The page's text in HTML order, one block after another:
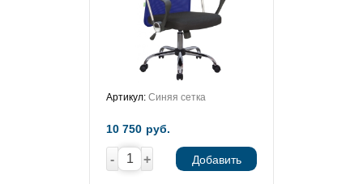
Артикул: Синяя сетка
10 750 руб.
- + Добавить